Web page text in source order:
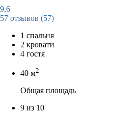
9,6
57 отзывов (57)
1 спальня
2 кровати
4 гостя
40 м2
Общая площадь
9 из 10